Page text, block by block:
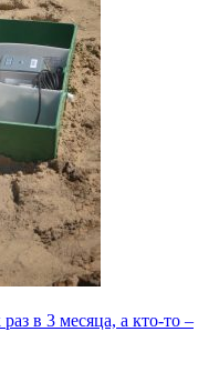
в 3 месяца, а кто-то –